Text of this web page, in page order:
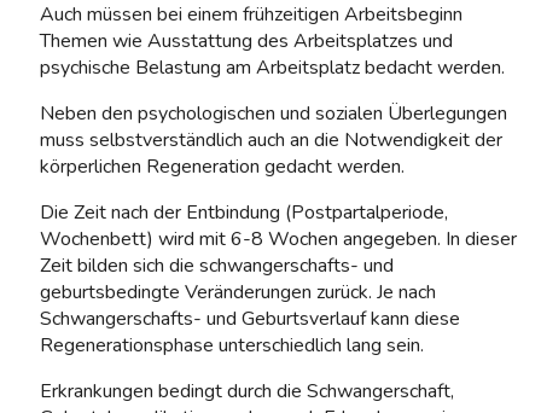
Auch müssen bei einem frühzeitigen Arbeitsbeginn
Themen wie Ausstattung des Arbeitsplatzes und
psychische Belastung am Arbeitsplatz bedacht werden.
Neben den psychologischen und sozialen Überlegungen
muss selbstverständlich auch an die Not­wendigkeit der
körperlichen Regeneration gedacht werden.
Die Zeit nach der Entbindung (Postpartalperiode,
Wochenbett) wird mit 6-8 Wochen angegeben. In dieser
Zeit bilden sich die schwangerschafts- und
geburtsbedingte Veränderungen zurück. Je nach
Schwangerschafts- und Geburtsverlauf kann diese
Regenerationsphase unterschiedlich lang sein.
Erkrankungen bedingt durch die Schwangerschaft,